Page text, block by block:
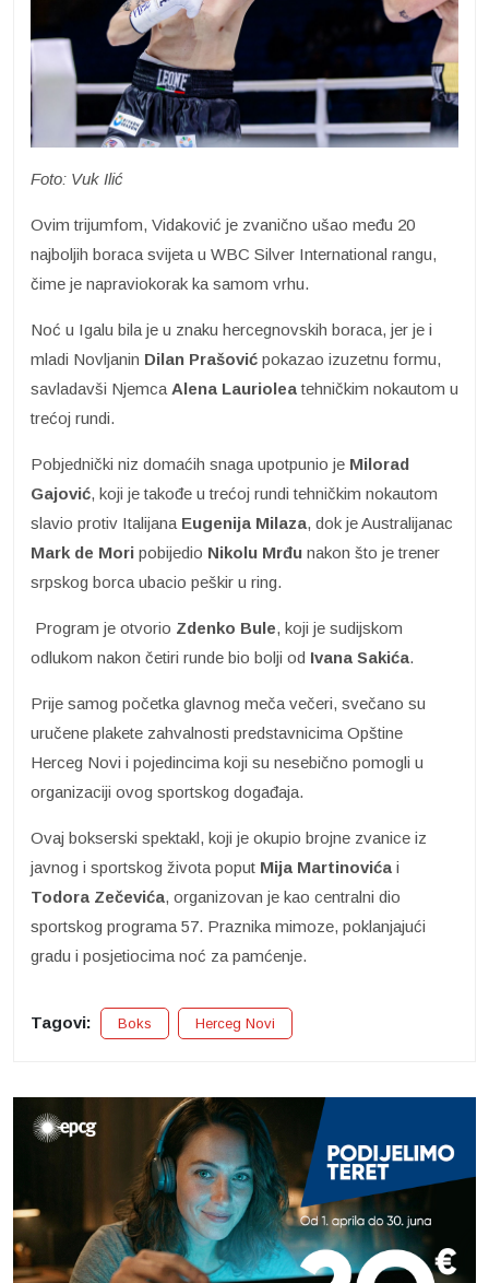
Foto: Vuk Ilić
Ovim trijumfom, Vidaković je zvanično ušao među 20
najboljih boraca svijeta u WBC Silver International rangu,
čime je napraviokorak ka samom vrhu.
Noć u Igalu bila je u znaku hercegnovskih boraca, jer je i
mladi Novljanin Dilan Prašović pokazao izuzetnu formu,
savladavši NjemcaAlena Laurioleatehničkim nokautom u
trećoj rundi.
Pobjednički niz domaćih snaga upotpunio je Milorad
Gajović, koji je takođe u trećoj rundi tehničkim nokautom
slavio protiv Italijana Eugenija Milaza, dok je Australijanac
Mark de Mori pobijedio Nikolu Mrđu nakon što je trener
srpskog borca ubacio peškir u ring.
Program je otvorio Zdenko Bule, koji je sudijskom
odlukom nakon četiri runde bio bolji od Ivana Sakića.
Prije samog početka glavnog meča večeri, svečano su
uručene plakete zahvalnosti predstavnicima Opštine
Herceg Novi i pojedincima koji su nesebično pomogli u
organizaciji ovog sportskog događaja.
Ovaj bokserski spektakl, koji je okupio brojne zvanice iz
javnog i sportskog života poput Mija Martinovića i
Todora Zečevića, organizovan je kao centralni dio
sportskog programa 57. Praznika mimoze, poklanjajući
gradu i posjetiocima noć za pamćenje.
Tagovi: Boks Herceg Novi